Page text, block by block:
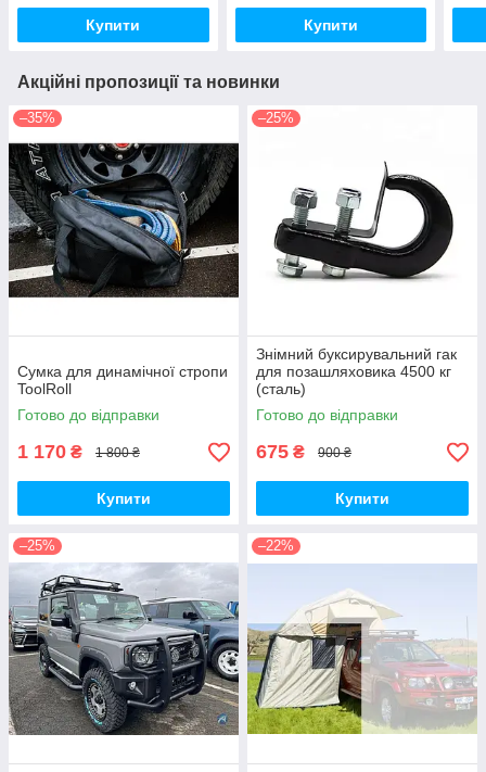
Купити Купити
Акційні пропозиції та новинки
–35%
Сумка для динамічної стропи
ToolRoll
Готово до відправки
1 170 ₴ 1 800 ₴
Купити
–25%
Знімний буксирувальний гак
для позашляховика 4500 кг
(сталь)
Готово до відправки
675 ₴ 900 ₴
Купити
–25% –22%